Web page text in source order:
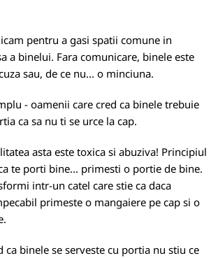
pentru a gasi spatii comune in
a binelui. Fara comunicare, binele este
sau, de ce nu... o minciuna.
- oamenii care cred ca binele trebuie
ca sa nu ti se urce la cap.
asta este toxica si abuziva! Principiul
te porti bine... primesti o portie de bine.
intr-un catel care stie ca daca
primeste o mangaiere pe cap si o
ca binele se serveste cu portia nu stiu ce